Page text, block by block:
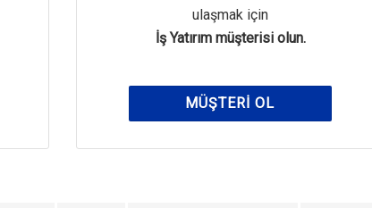
ulaşmak için
İş Yatırım müşterisi olun.
MÜŞTERI OL